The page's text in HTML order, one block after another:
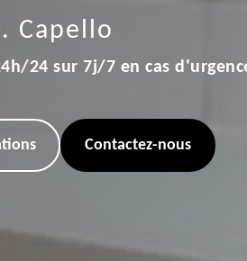
Capello
24 sur 7j/7 en cas
Contactez-nous